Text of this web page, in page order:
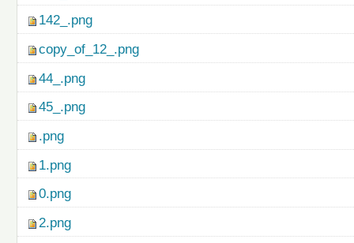
142_.png
copy_of_12_.png
44_.png
45_.png
.png
1.png
0.png
2.png